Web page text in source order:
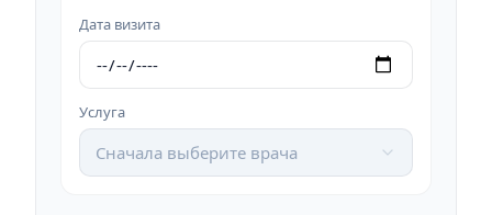
Дата визита
Услуга
Сначала выберите врача